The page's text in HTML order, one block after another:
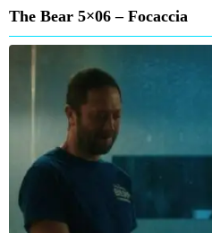
The Bear 5×06 – Focaccia